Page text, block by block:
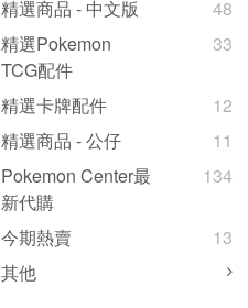
精選商品 - 中文版
48
精選Pokemon
TCG配件
33
精選卡牌配件
12
精選商品 - 公仔
11
Pokemon Center最
新代購
134
今期熱賣
13
其他